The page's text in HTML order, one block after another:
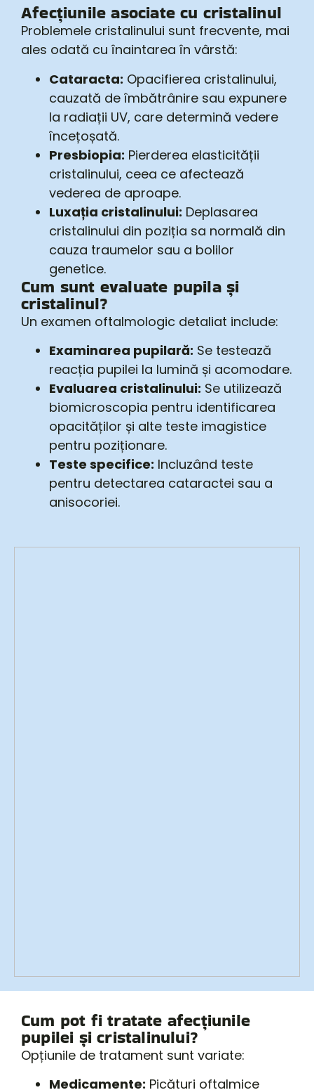
Afecțiunile asociate cu cristalinul
Problemele cristalinului sunt frecvente, mai
ales odată cu înaintarea în vârstă:
Cataracta: Opacifierea cristalinului,
cauzată de îmbătrânire sau expunere
la radiații UV, care determină vedere
încețoșată.
Presbiopia: Pierderea elasticității
cristalinului, ceea ce afectează
vederea de aproape.
Luxația cristalinului: Deplasarea
cristalinului din poziția sa normală din
cauza traumelor sau a bolilor
genetice.
Cum sunt evaluate pupila și
cristalinul?
Un examen oftalmologic detaliat include:
Examinarea pupilară: Se testează
reacția pupilei la lumină și acomodare.
Evaluarea cristalinului: Se utilizează
biomicroscopia pentru identificarea
opacităților și alte teste imagistice
pentru poziționare.
Teste specifice: Incluzând teste
pentru detectarea cataractei sau a
anisocoriei.
Cum pot fi tratate afecțiunile
pupilei și cristalinului?
Opțiunile de tratament sunt variate:
Medicamente: Picături oftalmice